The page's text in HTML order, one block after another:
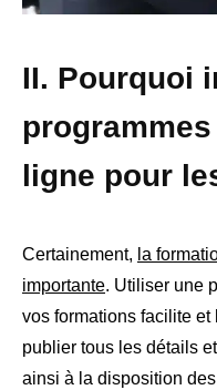
II. Pourquoi
ligne pour
Certainement, la
importante. Utiliser une
vos formations facilite et
publier tous les détails
ainsi à la disposition